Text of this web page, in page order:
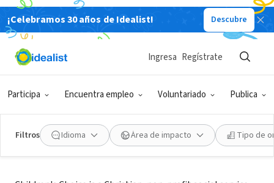
¡Celebramos 30 años de Idealist! Descubre
Participa Encuentra empleo Voluntariado Publica
Ingresa Regístrate
Filtros Idioma Área de impacto Tipo de
ORGANIZACIÓN SIN FIN DE LUCRO
Children's Choice
Acerca de